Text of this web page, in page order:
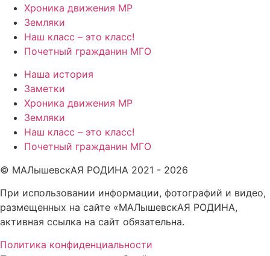
Хроника движения МР
Земляки
Наш класс – это класс!
Почетный гражданин МГО
Наша история
Заметки
Хроника движения МР
Земляки
Наш класс – это класс!
Почетный гражданин МГО
© МАЛышевскАЯ РОДИНА 2021 - 2026
При использовании информации, фотографий и видео,
размещенных на сайте «МАЛышевскАЯ РОДИНА,
активная ссылка на сайт обязательна.
Политика конфиденциальности